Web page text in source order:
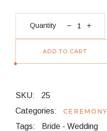
Quantity
Long gown quantity
ADD TO CART
SKU:
25
Categories:
CEREMONY
Tags: Bride -Wedding